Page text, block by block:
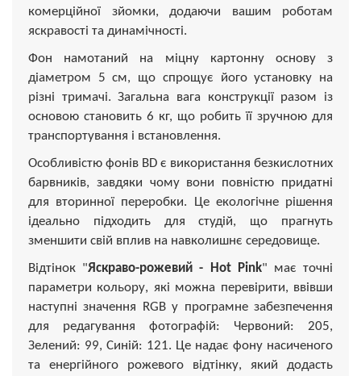
комерційної зйомки, додаючи вашим роботам
яскравості та динамічності.
Фон намотаний на міцну картонну основу з
діаметром 5 см, що спрощує його установку на
різні тримачі. Загальна вага конструкції разом із
основою становить 6 кг, що робить її зручною для
транспортування і встановлення.
Особливістю фонів BD є використання безкислотних
барвників, завдяки чому вони повністю придатні
для вторинної переробки. Це екологічне рішення
ідеально підходить для студій, що прагнуть
зменшити свій вплив на навколишнє середовище.
Відтінок "Яскраво-рожевий - Hot Pink" має точні
параметри кольору, які можна перевірити, ввівши
наступні значення RGB у програмне забезпечення
для редагування фотографій: Червоний: 205,
Зелений: 99, Синій: 121. Це надає фону насиченого
та енергійного рожевого відтінку, який додасть